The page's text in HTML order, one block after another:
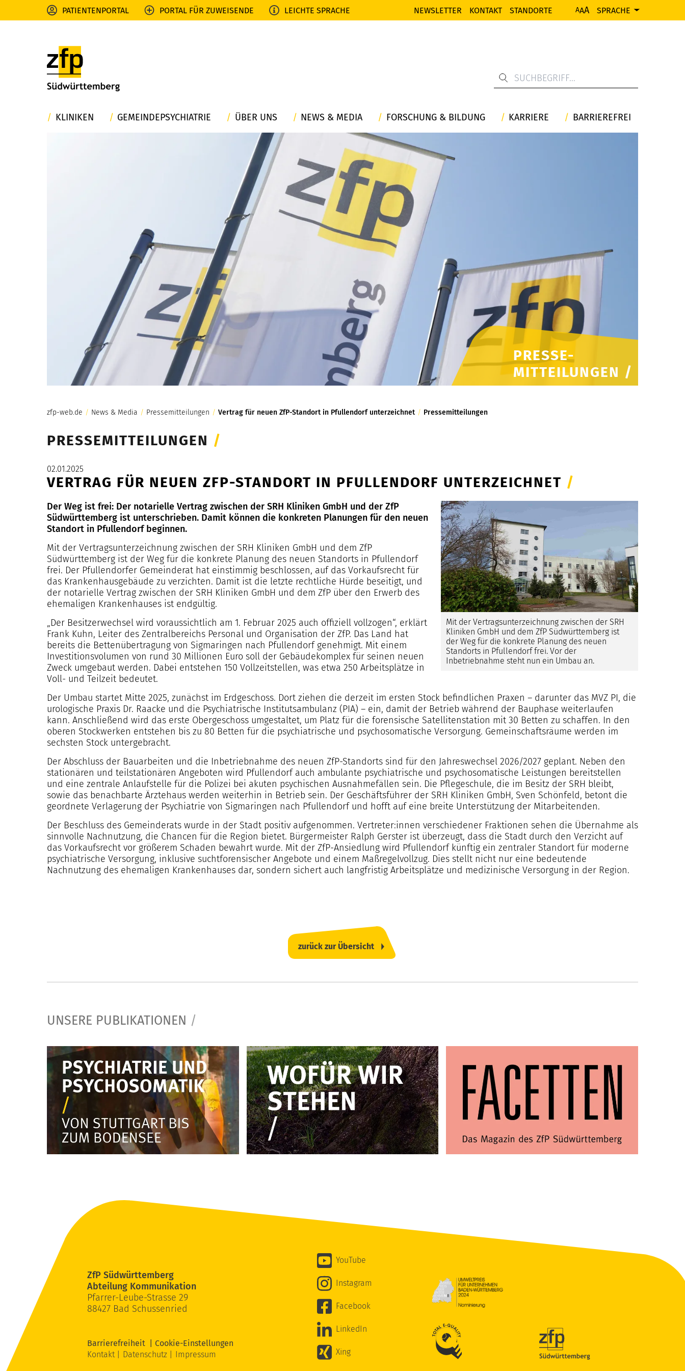
PATIENTENPORTAL PORTAL FÜR ZUWEISENDE LEICHTE SPRACHE NEWSLETTER KONTAKT STANDORTE AAA SPRACHE
KLINIKEN GEMEINDEPSYCHIATRIE ÜBER UNS NEWS & MEDIA FORSCHUNG & BILDUNG KARRIERE BARRIEREFREI
PRESSE-
MITTEILUNGEN /
zfp-web.de / News & Media / Pressemitteilungen / Vertrag für neuen ZfP-Standort in Pfullendorf unterzeichnet / Pressemitteilungen
PRESSEMITTEILUNGEN /
02.01.2025
VERTRAG FÜR NEUEN ZFP-STANDORT IN PFULLENDORF UNTERZEICHNET /
Mit der Vertragsunterzeichnung zwischen der SRH
Kliniken GmbH und dem ZfP Südwürttemberg ist
der Weg für die konkrete Planung des neuen
Standorts in Pfullendorf frei. Vor der
Inbetriebnahme steht nun ein Umbau an.
Der Weg ist frei: Der notarielle Vertrag zwischen der SRH Kliniken GmbH und der ZfP
Südwürttemberg ist unterschrieben. Damit können die konkreten Planungen für den neuen
Standort in Pfullendorf beginnen.
Mit der Vertragsunterzeichnung zwischen der SRH Kliniken GmbH und dem ZfP
Südwürttemberg ist der Weg für die konkrete Planung des neuen Standorts in Pfullendorf
frei. Der Pfullendorfer Gemeinderat hat einstimmig beschlossen, auf das Vorkaufsrecht für
das Krankenhausgebäude zu verzichten. Damit ist die letzte rechtliche Hürde beseitigt, und
der notarielle Vertrag zwischen der SRH Kliniken GmbH und dem ZfP über den Erwerb des
ehemaligen Krankenhauses ist endgültig.
„Der Besitzerwechsel wird voraussichtlich am 1. Februar 2025 auch offiziell vollzogen“, erklärt
Frank Kuhn, Leiter des Zentralbereichs Personal und Organisation der ZfP. Das Land hat
bereits die Bettenübertragung von Sigmaringen nach Pfullendorf genehmigt. Mit einem
Investitionsvolumen von rund 30 Millionen Euro soll der Gebäudekomplex für seinen neuen
Zweck umgebaut werden. Dabei entstehen 150 Vollzeitstellen, was etwa 250 Arbeitsplätze in
Voll- und Teilzeit bedeutet.
Der Umbau startet Mitte 2025, zunächst im Erdgeschoss. Dort ziehen die derzeit im ersten Stock befindlichen Praxen – darunter das MVZ PI, die
urologische Praxis Dr. Raacke und die Psychiatrische Institutsambulanz (PIA) – ein, damit der Betrieb während der Bauphase weiterlaufen
kann. Anschließend wird das erste Obergeschoss umgestaltet, um Platz für die forensische Satellitenstation mit 30 Betten zu schaffen. In den
oberen Stockwerken entstehen bis zu 80 Betten für die psychiatrische und psychosomatische Versorgung. Gemeinschaftsräume werden im
sechsten Stock untergebracht.
Der Abschluss der Bauarbeiten und die Inbetriebnahme des neuen ZfP-Standorts sind für den Jahreswechsel 2026/2027 geplant. Neben den
stationären und teilstationären Angeboten wird Pfullendorf auch ambulante psychiatrische und psychosomatische Leistungen bereitstellen
und eine zentrale Anlaufstelle für die Polizei bei akuten psychischen Ausnahmefällen sein. Die Pflegeschule, die im Besitz der SRH bleibt,
sowie das benachbarte Ärztehaus werden weiterhin in Betrieb sein. Der Geschäftsführer der SRH Kliniken GmbH, Sven Schönfeld, betont die
geordnete Verlagerung der Psychiatrie von Sigmaringen nach Pfullendorf und hofft auf eine breite Unterstützung der Mitarbeitenden.
Der Beschluss des Gemeinderats wurde in der Stadt positiv aufgenommen. Vertreter:innen verschiedener Fraktionen sehen die Übernahme als
sinnvolle Nachnutzung, die Chancen für die Region bietet. Bürgermeister Ralph Gerster ist überzeugt, dass die Stadt durch den Verzicht auf
das Vorkaufsrecht vor größerem Schaden bewahrt wurde. Mit der ZfP-Ansiedlung wird Pfullendorf künftig ein zentraler Standort für moderne
psychiatrische Versorgung, inklusive suchtforensischer Angebote und einem Maßregelvollzug. Dies stellt nicht nur eine bedeutende
Nachnutzung des ehemaligen Krankenhauses dar, sondern sichert auch langfristig Arbeitsplätze und medizinische Versorgung in der Region.
zurück zur Übersicht
UNSERE PUBLIKATIONEN /
ZfP Südwürttemberg
Abteilung Kommunikation
Pfarrer-Leube-Strasse 29
88427 Bad Schussenried
Barrierefreiheit
Cookie-Einstellungen
Kontakt
Datenschutz Impressum
YouTube
Instagram
Facebook
LinkedIn
Xing